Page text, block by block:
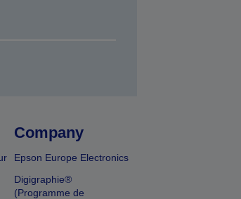
Company
Epson Europe Electronics
Digigraphie®
(Programme de